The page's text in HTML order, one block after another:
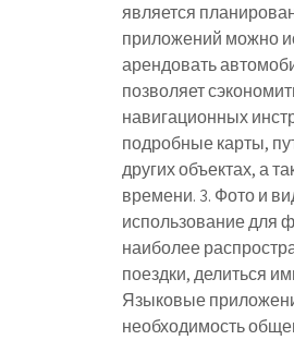
является
приложений можно
арендовать
позволяет
навигационных
подробные карты,
других объектах, а
времени. 3. Фото и
использование для
наиболее
поездки, делиться
Языковые
необходимость